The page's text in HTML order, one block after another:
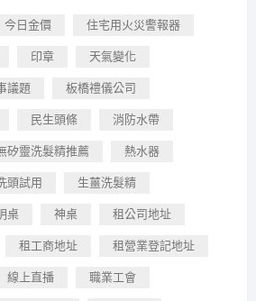
今日金價 住宅用火災警報器
印章 天氣變化
議題 板橋禮儀公司
民生頭條 消防水帶
矽靈洗髮精推薦 熱水器
頭試用 生薑洗髮精
桌 神桌 租公司地址
租工商地址 租營業登記地址
線上直播 職業工會